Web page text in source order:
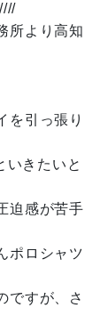
所より高知
を引っ張り
いきたいと
迫感が苦手
ポロシャツ
ですが、さ